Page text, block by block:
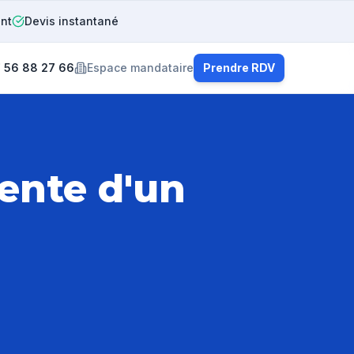
Devis instantané
56 88 27 66 Espace mandataire Prendre RDV
d'un